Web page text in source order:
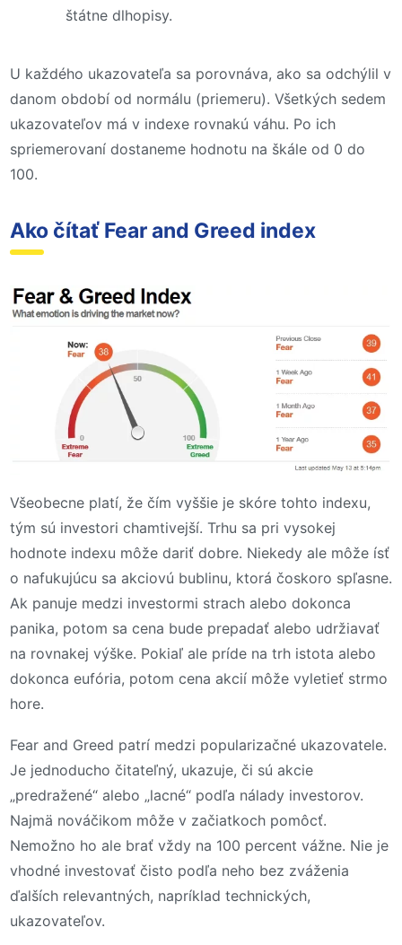
štátne dlhopisy.
U každého ukazovateľa sa porovnáva, ako sa odchýlil v
danom období od normálu (priemeru). Všetkých sedem
ukazovateľov má v indexe rovnakú váhu. Po ich
spriemerovaní dostaneme hodnotu na škále od 0 do
100.
Ako čítať Fear and Greed index
Všeobecne platí, že čím vyššie je skóre tohto indexu,
tým sú investori chamtivejší. Trhu sa pri vysokej
hodnote indexu môže dariť dobre. Niekedy ale môže ísť
o nafukujúcu sa akciovú bublinu, ktorá čoskoro spľasne.
Ak panuje medzi investormi strach alebo dokonca
panika, potom sa cena bude prepadať alebo udržiavať
na rovnakej výške. Pokiaľ ale príde na trh istota alebo
dokonca eufória, potom cena akcií môže vyletieť strmo
hore.
Fear and Greed patrí medzi popularizačné ukazovatele.
Je jednoducho čitateľný, ukazuje, či sú akcie
„predražené“ alebo „lacné“ podľa nálady investorov.
Najmä nováčikom môže v začiatkoch pomôcť.
Nemožno ho ale brať vždy na 100 percent vážne. Nie je
vhodné investovať čisto podľa neho bez zváženia
ďalších relevantných, napríklad technických,
ukazovateľov.